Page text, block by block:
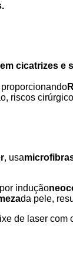
cicatrizes e
riscos
, usa
por indução
da pele,
de laser com